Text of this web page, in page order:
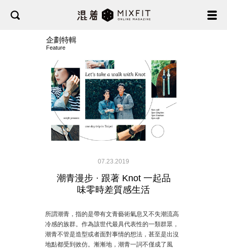
企劃特輯
Feature
07.23.2019
潮青漫步 · 跟著 Knot 一起品
味零時差質感生活
所謂潮青，指的是帶有文青藝術氣息又不失潮流高
冷感的族群。作為該世代最具代表性的一類群眾，
潮青不管是造型或者面對事情的想法，甚至是出沒
地點都受到效仿。漸漸地，潮青一詞不僅成了風